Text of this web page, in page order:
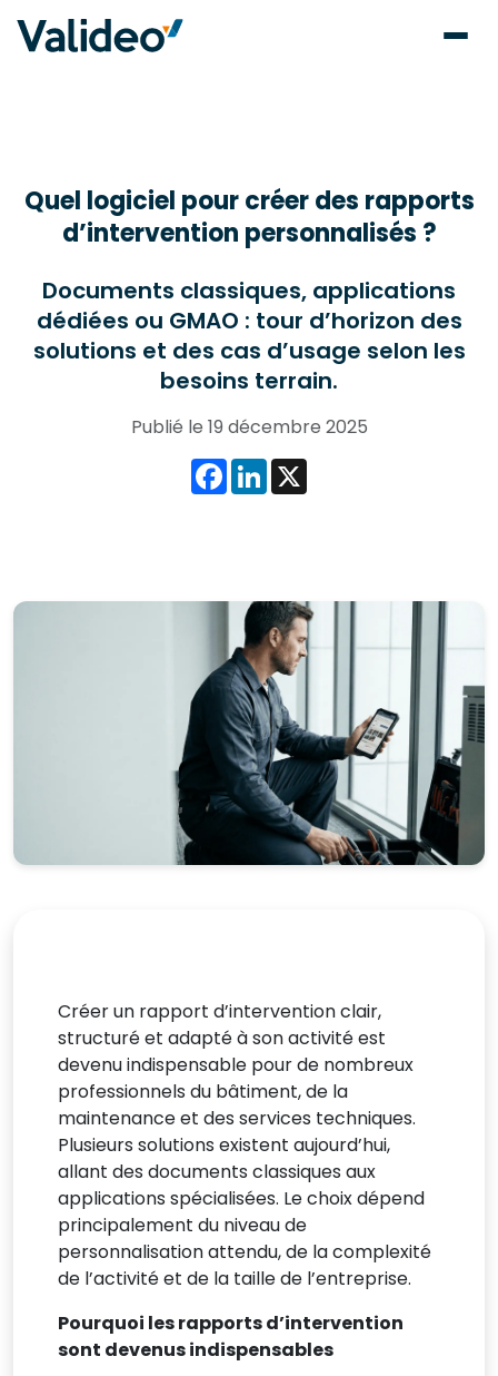
Quel logiciel pour créer des rapports
d’intervention personnalisés ?
Documents classiques, applications
dédiées ou GMAO : tour d’horizon des
solutions et des cas d’usage selon les
besoins terrain.
Publié le 19 décembre 2025
Facebook
LinkedIn
Créer un rapport d’intervention clair,
structuré et adapté à son activité est
devenu indispensable pour de nombreux
professionnels du bâtiment, de la
maintenance et des services techniques.
Plusieurs solutions existent aujourd’hui,
allant des documents classiques aux
applications spécialisées. Le choix dépend
principalement du niveau de
personnalisation attendu, de la complexité
de l’activité et de la taille de l’entreprise.
Pourquoi les rapports d’intervention
sont devenus indispensables